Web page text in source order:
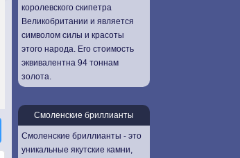
королевского скипетра
Великобритании и является
символом силы и красоты
этого народа. Его стоимость
эквивалентна 94 тоннам
золота.
Смоленские бриллианты
Смоленские бриллианты - это
уникальные якутские камни,